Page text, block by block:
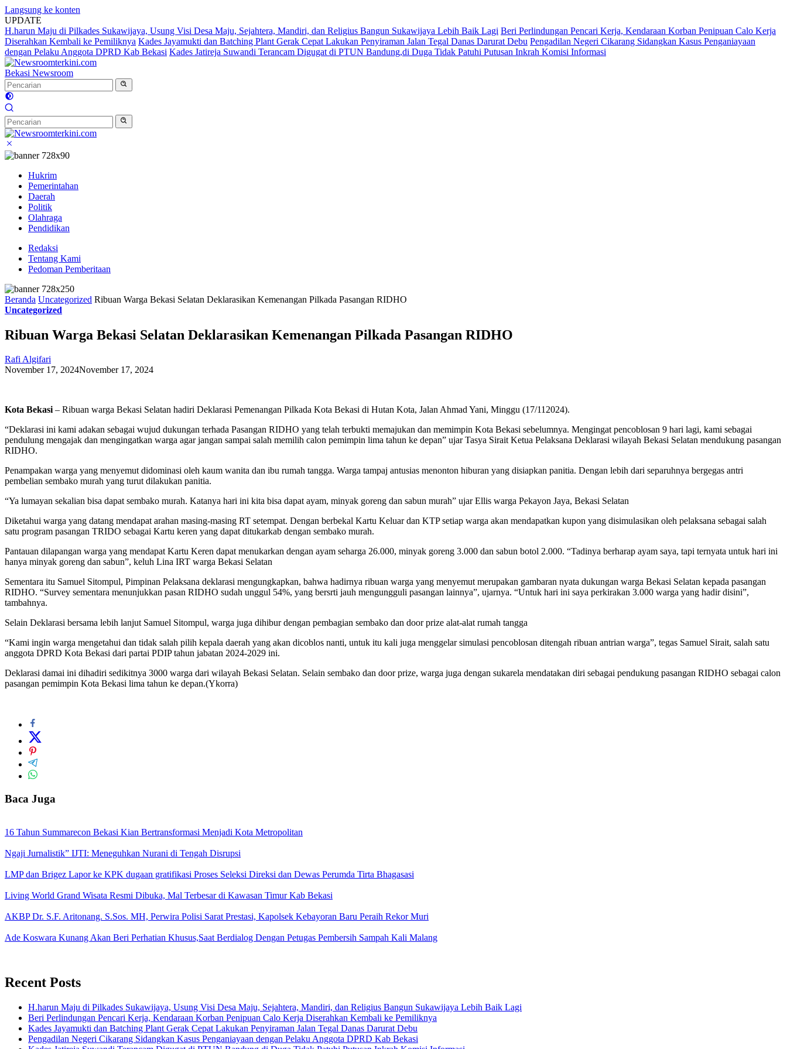
Langsung ke konten
UPDATE
H.harun Maju di Pilkades Sukawijaya, Usung Visi Desa Maju, Sejahtera, Mandiri, dan Religius Bangun Sukawijaya Lebih Baik Lagi Beri Perlindungan Pencari Kerja, Kendaraan Korban Penipuan Calo Kerja
Diserahkan Kembali ke Pemiliknya Kades Jayamukti dan Batching Plant Gerak Cepat Lakukan Penyiraman Jalan Tegal Danas Darurat Debu Pengadilan Negeri Cikarang Sidangkan Kasus Penganiayaan
dengan Pelaku Anggota DPRD Kab Bekasi Kades Jatireja Suwandi Terancam Digugat di PTUN Bandung,di Duga Tidak Patuhi Putusan Inkrah Komisi Informasi
Bekasi Newsroom
Hukrim
Pemerintahan
Daerah
Politik
Olahraga
Pendidikan
Redaksi
Tentang Kami
Pedoman Pemberitaan
Beranda Uncategorized Ribuan Warga Bekasi Selatan Deklarasikan Kemenangan Pilkada Pasangan RIDHO
Uncategorized
Ribuan Warga Bekasi Selatan Deklarasikan Kemenangan Pilkada Pasangan RIDHO
Rafi Algifari
November 17, 2024November 17, 2024
Kota Bekasi– Ribuan warga Bekasi Selatan hadiri Deklarasi Pemenangan Pilkada Kota Bekasi di Hutan Kota, Jalan Ahmad Yani, Minggu (17/112024).
“Deklarasi ini kami adakan sebagai wujud dukungan terhada Pasangan RIDHO yang telah terbukti memajukan dan memimpin Kota Bekasi sebelumnya. Mengingat pencoblosan 9 hari lagi, kami sebagai
pendulung mengajak dan mengingatkan warga agar jangan sampai salah memilih calon pemimpin lima tahun ke depan” ujar Tasya Sirait Ketua Pelaksana Deklarasi wilayah Bekasi Selatan mendukung pasangan
RIDHO.
Penampakan warga yang menyemut didominasi oleh kaum wanita dan ibu rumah tangga. Warga tampaj antusias menonton hiburan yang disiapkan panitia. Dengan lebih dari separuhnya bergegas antri
pembelian sembako murah yang turut dilakukan panitia.
“Ya lumayan sekalian bisa dapat sembako murah. Katanya hari ini kita bisa dapat ayam, minyak goreng dan sabun murah” ujar Ellis warga Pekayon Jaya, Bekasi Selatan
Diketahui warga yang datang mendapat arahan masing-masing RT setempat. Dengan berbekal Kartu Keluar dan KTP setiap warga akan mendapatkan kupon yang disimulasikan oleh pelaksana sebagai salah
satu program pasangan TRIDO sebagai Kartu keren yang dapat ditukarkab dengan sembako murah.
Pantauan dilapangan warga yang mendapat Kartu Keren dapat menukarkan dengan ayam seharga 26.000, minyak goreng 3.000 dan sabun botol 2.000. “Tadinya berharap ayam saya, tapi ternyata untuk hari ini
hanya minyak goreng dan sabun”, keluh Lina IRT warga Bekasi Selatan
Sementara itu Samuel Sitompul, Pimpinan Pelaksana deklarasi mengungkapkan, bahwa hadirnya ribuan warga yang menyemut merupakan gambaran nyata dukungan warga Bekasi Selatan kepada pasangan
RIDHO. “Survey sementara menunjukkan pasan RIDHO sudah unggul 54%, yang bersrti jauh mengungguli pasangan lainnya”, ujarnya. “Untuk hari ini saya perkirakan 3.000 warga yang hadir disini”,
tambahnya.
Selain Deklarasi bersama lebih lanjut Samuel Sitompul, warga juga dihibur dengan pembagian sembako dan door prize alat-alat rumah tangga
“Kami ingin warga mengetahui dan tidak salah pilih kepala daerah yang akan dicoblos nanti, untuk itu kali juga menggelar simulasi pencoblosan ditengah ribuan antrian warga”, tegas Samuel Sirait, salah satu
anggota DPRD Kota Bekasi dari partai PDIP tahun jabatan 2024-2029 ini.
Deklarasi damai ini dihadiri sedikitnya 3000 warga dari wilayah Bekasi Selatan. Selain sembako dan door prize, warga juga dengan sukarela mendatakan diri sebagai pendukung pasangan RIDHO sebagai calon
pasangan pemimpin Kota Bekasi lima tahun ke depan.(Ykorra)
Baca Juga
16 Tahun Summarecon Bekasi Kian Bertransformasi Menjadi Kota Metropolitan
Ngaji Jurnalistik” IJTI: Meneguhkan Nurani di Tengah Disrupsi
LMP dan Brigez Lapor ke KPK dugaan gratifikasi Proses Seleksi Direksi dan Dewas Perumda Tirta Bhagasasi
Living World Grand Wisata Resmi Dibuka, Mal Terbesar di Kawasan Timur Kab Bekasi
AKBP Dr. S.F. Aritonang. S.Sos. MH, Perwira Polisi Sarat Prestasi, Kapolsek Kebayoran Baru Peraih Rekor Muri
Ade Koswara Kunang Akan Beri Perhatian Khusus,Saat Berdialog Dengan Petugas Pembersih Sampah Kali Malang
Recent Posts
H.harun Maju di Pilkades Sukawijaya, Usung Visi Desa Maju, Sejahtera, Mandiri, dan Religius Bangun Sukawijaya Lebih Baik Lagi
Beri Perlindungan Pencari Kerja, Kendaraan Korban Penipuan Calo Kerja Diserahkan Kembali ke Pemiliknya
Kades Jayamukti dan Batching Plant Gerak Cepat Lakukan Penyiraman Jalan Tegal Danas Darurat Debu
Pengadilan Negeri Cikarang Sidangkan Kasus Penganiayaan dengan Pelaku Anggota DPRD Kab Bekasi